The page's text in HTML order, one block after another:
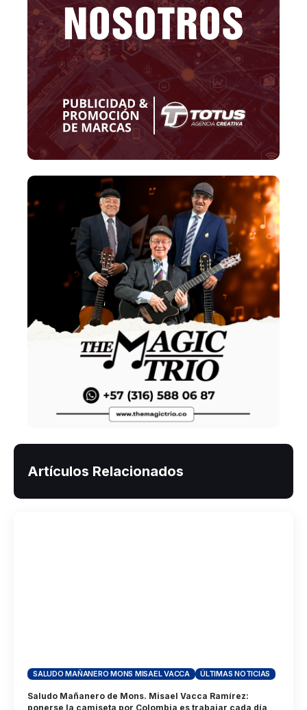
Artículos Relacionados
SALUDO MAÑANERO MONS MISAEL VACCA ÚLTIMAS NOTICIAS
Saludo Mañanero de Mons. Misael Vacca Ramírez:
ponerse la camiseta por Colombia es trabajar cada día